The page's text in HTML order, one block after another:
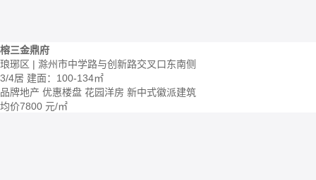
榕三金鼎府
琅琊区 | 滁州市中学路与创新路交叉口东南侧
3/4居 建面：100-134㎡
品牌地产 优惠楼盘 花园洋房 新中式徽派建筑
均价7800 元/㎡